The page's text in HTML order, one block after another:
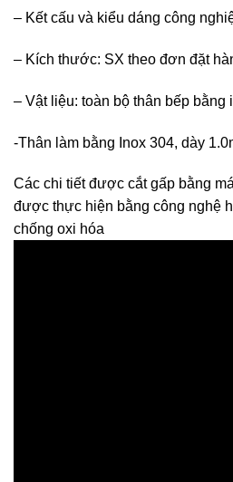
– Kết cấu và kiểu dáng công
– Kích thước: SX theo đơn đặt
– Vật liệu: toàn bộ thân bếp bằng
-Thân làm bằng Inox 304, dày
Các chi tiết được cắt gấp bằng
được thực hiện bằng công nghệ
chống oxi hóa